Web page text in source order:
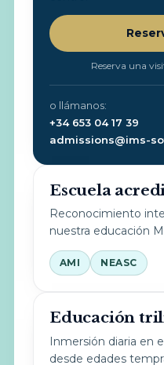
Reserva una
o llámanos:
+34 653 04 17 39
admissions@ims-
Escuela
Reconocimiento
nuestra educación
AMI NEASC
Educación
Inmersión diaria en
desde edades